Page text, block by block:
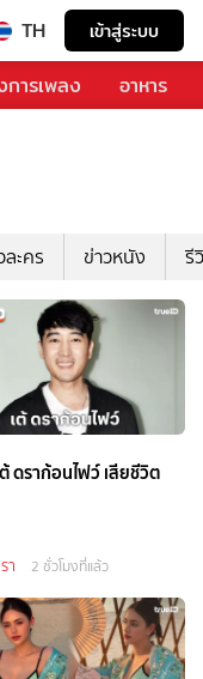
TH เข้าสู่ระบบ
การเพลง อาหาร
ละคร ข่าวหนัง รี
ดราก้อนไฟว์ เสียชีวิต
า 2 ชั่วโมงที่แล้ว